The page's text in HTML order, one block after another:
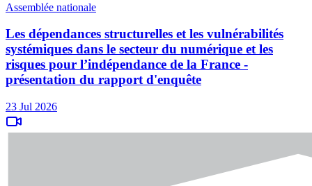
Assemblée nationale
Les dépendances structurelles et les vulnérabilités
systémiques dans le secteur du numérique et les
risques pour l’indépendance de la France -
présentation du rapport d'enquête
23 Jul 2026